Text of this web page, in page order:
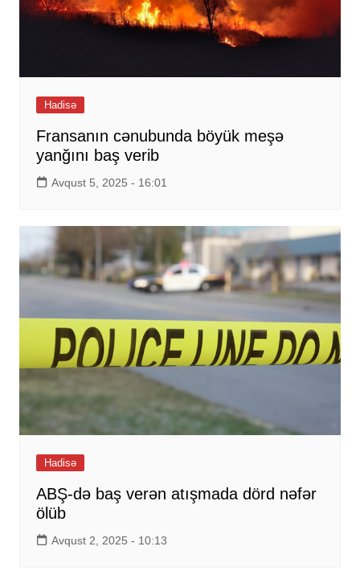
Hadisə
Fransanın cənubunda böyük meşə
yanğını baş verib
Avqust 5, 2025 - 16:01
Hadisə
ABŞ-də baş verən atışmada dörd nəfər
ölüb
Avqust 2, 2025 - 10:13